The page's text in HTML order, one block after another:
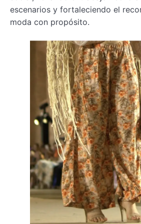
escenarios y fortaleciendo el
moda con propósito.